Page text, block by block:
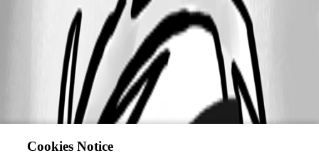
Cookies Notice